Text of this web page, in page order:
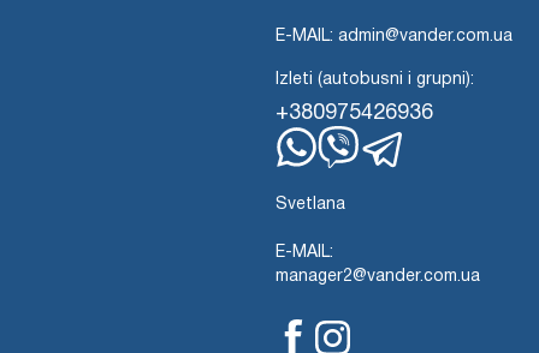
E-MAIL: admin@vander.com.ua
Izleti (autobusni i grupni):
+380975426936
Svetlana
E-MAIL:
manager2@vander.com.ua